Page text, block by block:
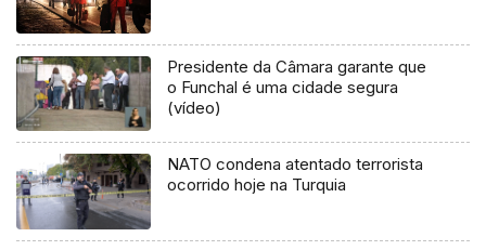
Presidente da Câmara garante que
o Funchal é uma cidade segura
(vídeo)
NATO condena atentado terrorista
ocorrido hoje na Turquia